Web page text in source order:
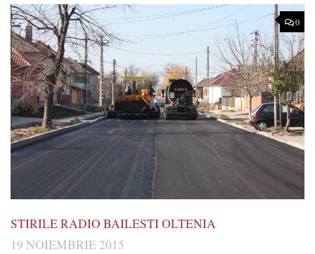
0
STIRILE RADIO BAILESTI OLTENIA
19 NOIEMBRIE 2015